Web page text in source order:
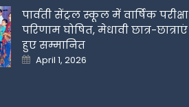
पार्वती सेंट्रल स्कूल में वार्षिक परीक्षा
परिणाम घोषित, मेधावी छात्र-छात्राएं
हुए सम्मानित
Posted
on
April 1, 2026